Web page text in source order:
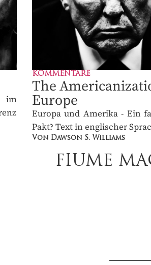
im
KOMMENTARE
The
Europe
Europa und Amerika - Ein
Pakt? Text in englischer
Von Dawson S. Williams
FIUME